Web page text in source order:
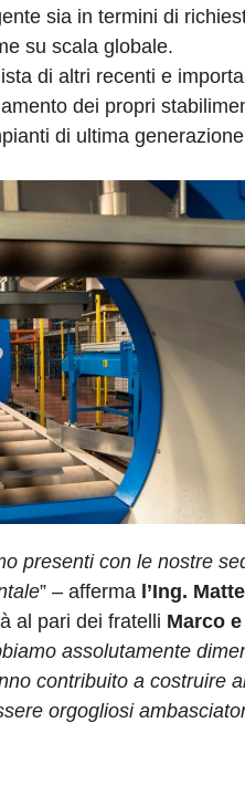
sia in termini di
su scala globale.
di altri recenti e
dei propri
di ultima
presenti con le nostre
” – afferma l’Ing.
al pari dei fratelli Marco
assolutamente
contribuito a costruire
orgogliosi